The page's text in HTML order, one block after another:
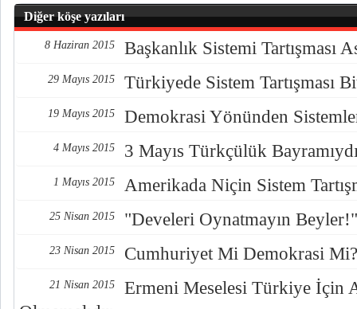
Diğer köşe yazıları
8 Haziran 2015 Başkanlık Sistemi Tartışması
29 Mayıs 2015 Türkiyede Sistem Tartışması
19 Mayıs 2015 Demokrasi Yönünden
4 Mayıs 2015 3 Mayıs Türkçülük
1 Mayıs 2015 Amerikada Niçin Sistem
25 Nisan 2015 "Develeri Oynatmayın Beyler!"
23 Nisan 2015 Cumhuriyet Mi Demokrasi Mi?
21 Nisan 2015
Ermeni Meselesi Türkiye İçin